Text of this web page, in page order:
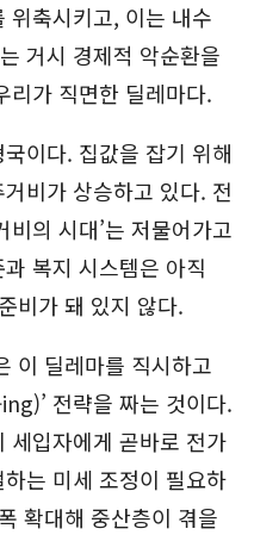
위축시키고, 이는 내수
거시 경제적 악순환을
리가 직면한 딜레마다.
이다. 집값을 잡기 위해
비가 상승하고 있다. 전
비의 시대’는 저물어가고
복지 시스템은 아직
비가 돼 있지 않다.
이 딜레마를 직시하고
전략을 짜는 것이다.
세입자에게 곧바로 전가
는 미세 조정이 필요하
확대해 중산층이 겪을